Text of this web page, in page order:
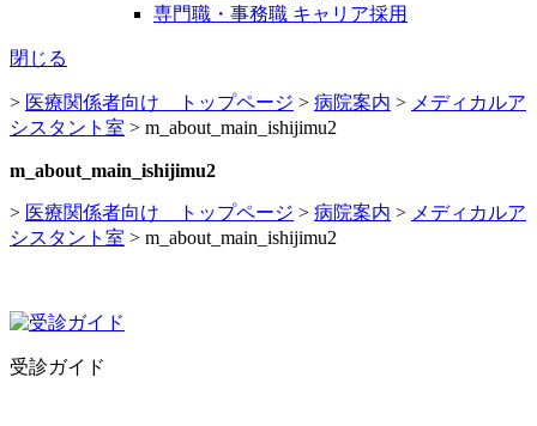
専門職・事務職 キャリア採用
閉じる
> 医療関係者向け トップページ > 病院案内 > メディカルア
シスタント室 > m_about_main_ishijimu2
m_about_main_ishijimu2
> 医療関係者向け トップページ > 病院案内 > メディカルア
シスタント室 > m_about_main_ishijimu2
受診ガイド